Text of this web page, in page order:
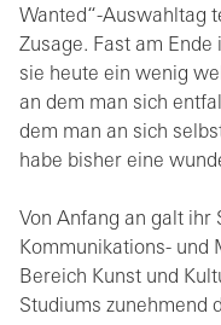
Wanted“-Auswahltag
Zusage. Fast am
sie heute ein wenig
an dem man sich
dem man an sich
habe bisher eine
Von Anfang an galt ihr
Kommunikations- und
Bereich Kunst und
Studiums zunehmend